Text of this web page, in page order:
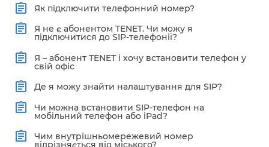
Як підключити телефонний номер?
Я не є абонентом TENET. Чи можу я
підключитися до SIP-телефонії?
Я – абонент TENET і хочу встановити телефон у
свій офіс
Де я можу знайти налаштування для SIP?
Чи можна встановити SIP-телефон на
мобільний телефон або iPad?
Чим внутрішньомережевий номер
відрізняється від міського?